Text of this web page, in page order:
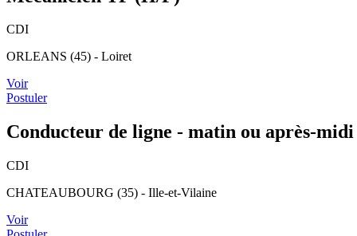
CDI
ORLEANS (45) - Loiret
Voir
Postuler
Conducteur de ligne - matin ou après-
CDI
CHATEAUBOURG (35) - Ille-et-Vilaine
Voir